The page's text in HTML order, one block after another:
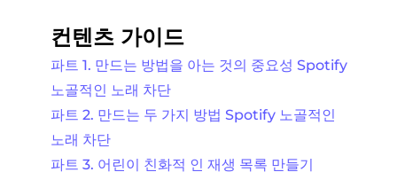
컨텐츠 가이드
파트 1. 만드는 방법을 아는 것의 중요성 Spotify
노골적인 노래 차단
파트 2. 만드는 두 가지 방법 Spotify 노골적인
노래 차단
파트 3. 어린이 친화적 인 재생 목록 만들기